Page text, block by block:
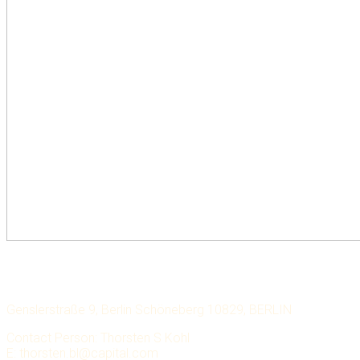
Genslerstraße 9, Berlin Schöneberg 10829, BERLIN
Contact Person: Thorsten S Kohl
E: thorsten.bl@capital.com